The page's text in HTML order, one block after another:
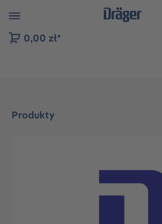
do nawigacji na platformie B2B
0,00 zł*
Produkty
Pomiń galerię zdjęć